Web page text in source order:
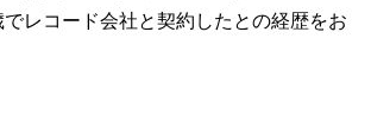
レコード会社と契約したとの経歴をお